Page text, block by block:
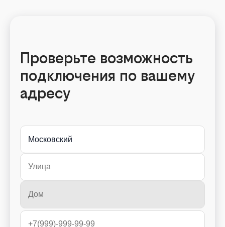
Проверьте возможность
подключения по вашему
адресу
Московский